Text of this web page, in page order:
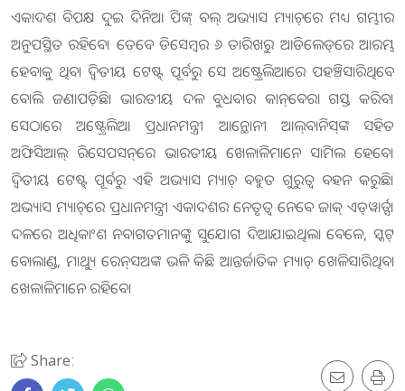
ଏକାଦଶ ବିପକ୍ଷ ଦୁଇ ଦିନିଆ ପିଙ୍କ୍‌ ବଲ୍‌ ଅଭ୍ୟାସ ମ୍ୟାଚ୍‌ରେ ମଧ୍ୟ ଗମ୍ଭୀର
ଅନୁପସ୍ଥିତ ରହିବେ। ତେବେ ଡିସେମ୍ବର ୬ ତାରିଖରୁ ଆଡିଲେଡ‌୍‌ରେ ଆରମ୍ଭ
ହେବାକୁ ଥିବା ଦ୍ବିତୀୟ ଟେଷ୍ଟ୍‌ ପୂର୍ବରୁ ସେ ଅଷ୍ଟ୍ରେଲିଆରେ ପହଞ୍ଚିସାରିଥିବେ
ବୋଲି ଜଣାପଡ଼ିଛି। ଭାରତୀୟ ଦଳ ବୁଧବାର କାନ୍‌ବେରା ଗସ୍ତ କରି‌ବ।
ସେଠାରେ ଅଷ୍ଟ୍ରେଲିଆ ପ୍ରଧାନମନ୍ତ୍ରୀ ଆନ୍ଥୋନୀ ଆଲ୍‌ବାନିସ୍‌ଙ୍କ ସହିତ
ଅଫିସିଆଲ୍‌ ରିସେପସନ୍‌ରେ ଭାରତୀୟ ଖେଳାଳିମାନେ ‌ସାମିଲ ହେବେ।
ଦ୍ବିତୀୟ ଟେଷ୍ଟ୍‌ ପୂର୍ବରୁ ଏହି ଅଭ୍ୟାସ ମ୍ୟାଚ୍‌ ବହୁତ ଗୁରୁତ୍ବ ବହନ କରୁଛି।
ଅଭ୍ୟାସ ମ୍ୟାଚ୍‌ରେ ପ୍ରଧାନମନ୍ତ୍ରୀ ଏକାଦଶର ନେତୃତ୍ବ ନେବେ ଜାକ୍‌ ଏଡ୍‌ୱାର୍ଡ୍ସ।
ଦଳରେ ଅଧିକାଂଶ ନବାଗତମାନଙ୍କୁ ସୁଯୋଗ ଦିଆଯାଇଥିଲା ବେଳେ, ସ୍କଟ୍‌
ବୋଲାଣ୍ଡ, ମାଥ୍ୟୁ ରେନ୍‌ସଅଙ୍କ ଭଳି କିଛି ଆନ୍ତର୍ଜାତିକ‌ ମ୍ୟାଚ୍‌ ଖେଳିସାରିଥିବା
ଖେଳାଳିମା‌ନେ ରହିବେ।
Share: